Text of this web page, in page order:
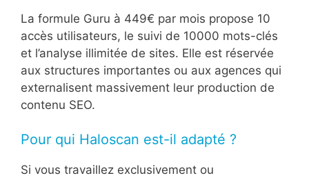
La formule Guru à 449€ par mois propose 10
accès utilisateurs, le suivi de 10000 mots-clés
et l’analyse illimitée de sites. Elle est réservée
aux structures importantes ou aux agences qui
externalisent massivement leur production de
contenu SEO.
Pour qui Haloscan est-il adapté ?
Si vous travaillez exclusivement ou